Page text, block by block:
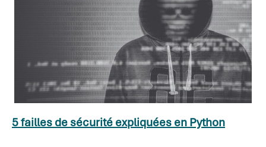
5 failles de sécurité expliquées en Python